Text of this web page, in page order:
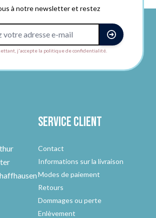
à notre newsletter et restez
j'accepte la politique de confidentialité.
Service client
Contact
Informations sur la livraison
Modes de paiement
Retours
Dommages ou perte
Enlèvement